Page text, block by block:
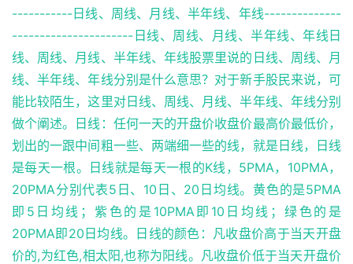
-----------日线、周线、月线、半年线、年线--------------
----------------------日线、周线、月线、半年线、年线日
线、周线、月线、半年线、年线股票里说的日线、周线、月
线、半年线、年线分别是什么意思？对于新手股民来说，可
能比较陌生，这里对日线、周线、月线、半年线、年线分别
做个阐述。日线：任何一天的开盘价收盘价最高价最低价，
划出的一跟中间粗一些、两端细一些的线，就是日线，日线
是每天一根。日线就是每天一根的K线，5PMA，10PMA，
20PMA分别代表5日、10日、20日均线。黄色的是5PMA
即5日均线；紫色的是10PMA即10日均线；绿色的是
20PMA即20日均线。日线的颜色：凡收盘价高于当天开盘
价的,为红色,相太阳,也称为阳线。凡收盘价低于当天开盘价